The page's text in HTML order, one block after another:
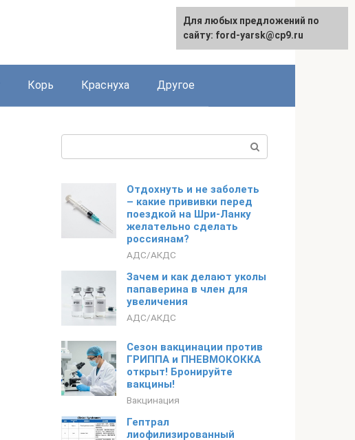
Корь Краснуха Другое
Отдохнуть и не заболеть
– какие прививки перед
поездкой на Шри-Ланку
желательно сделать
россиянам?
АДС/АКДС
Зачем и как делают уколы
папаверина в член для
увеличения
АДС/АКДС
Сезон вакцинации против
ГРИППА и ПНЕВМОКОККА
открыт! Бронируйте
вакцины!
Вакцинация
Гептрал
лиофилизированный
Для любых предложений по
сайту: ford-yarsk@cp9.ru